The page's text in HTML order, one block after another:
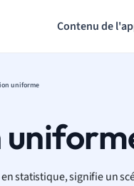
Contenu de
uniforme
statistique, signifie un